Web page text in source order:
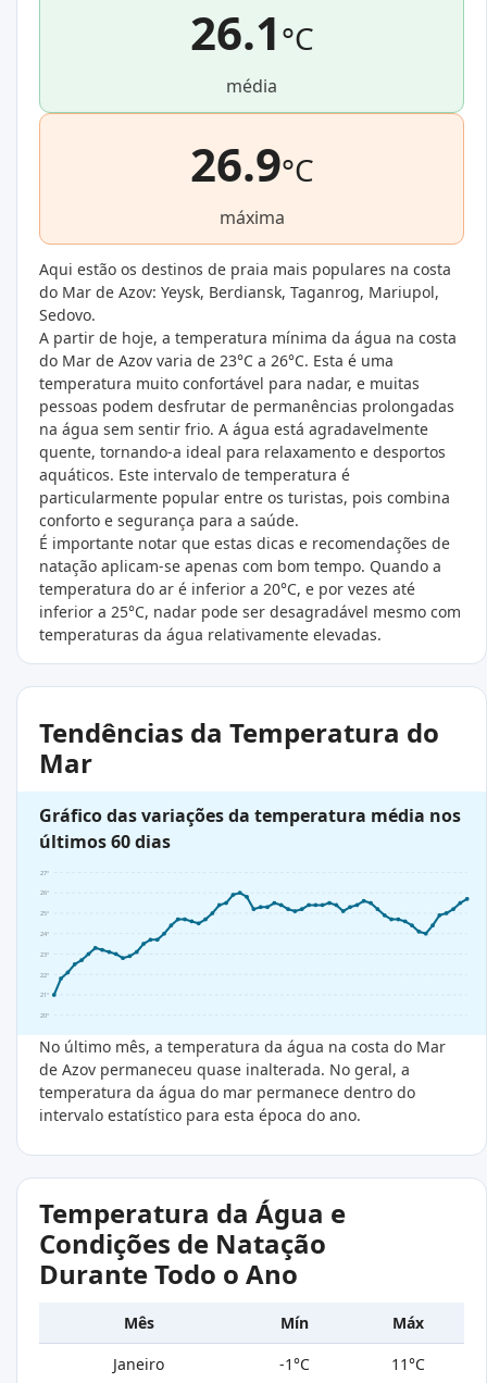
26.1°C
média
26.9°C
máxima
Aqui estão os destinos de praia mais populares na costa
do Mar de Azov: Yeysk, Berdiansk, Taganrog, Mariupol,
Sedovo.
A partir de hoje, a temperatura mínima da água na costa
do Mar de Azov varia de 23°C a 26°C. Esta é uma
temperatura muito confortável para nadar, e muitas
pessoas podem desfrutar de permanências prolongadas
na água sem sentir frio. A água está agradavelmente
quente, tornando-a ideal para relaxamento e desportos
aquáticos. Este intervalo de temperatura é
particularmente popular entre os turistas, pois combina
conforto e segurança para a saúde.
É importante notar que estas dicas e recomendações de
natação aplicam-se apenas com bom tempo. Quando a
temperatura do ar é inferior a 20°C, e por vezes até
inferior a 25°C, nadar pode ser desagradável mesmo com
temperaturas da água relativamente elevadas.
Tendências da Temperatura do
Mar
Gráfico das variações da temperatura média nos
últimos 60 dias
20°
21°
22°
23°
24°
25°
26°
27°
No último mês, a temperatura da água na costa do Mar
de Azov permaneceu quase inalterada. No geral, a
temperatura da água do mar permanece dentro do
intervalo estatístico para esta época do ano.
Temperatura da Água e
Condições de Natação
Durante Todo o Ano
Mês Mín
Máx
Janeiro
-1°C
11°C